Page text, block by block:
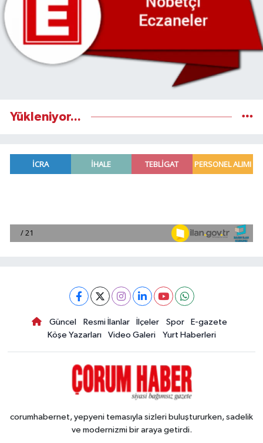
Yükleniyor...
Güncel Resmi İlanlar İlçeler Spor
E-gazete
Köşe Yazarları
Video Galeri Yurt Haberleri
corumhabernet, yepyeni temasıyla sizleri buluştururken, sadelik
ve modernizmi bir araya getirdi.